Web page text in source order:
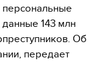
персональные
данные 143 млн
Об
передает